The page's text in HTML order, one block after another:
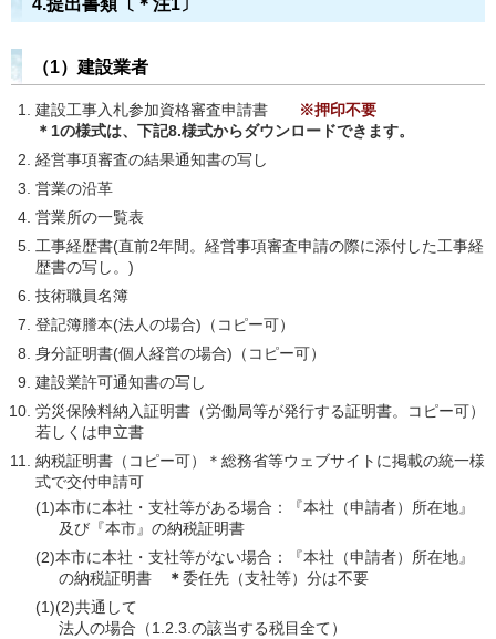
（1）建設業者
建設工事入札参加資格審査申請書
※押印不要
＊1の様式は、下記8.様式からダウンロードできます。
経営事項審査の結果通知書の写し
営業の沿革
営業所の一覧表
工事経歴書(直前2年間。経営事項審査申請の際に添付した工事経
歴書の写し。)
技術職員名簿
登記簿謄本(法人の場合)（コピー可）
身分証明書(個人経営の場合)（コピー可）
建設業許可通知書の写し
労災保険料納入証明書（労働局等が発行する証明書。コピー可）
若しくは申立書
納税証明書（コピー可）＊総務省等ウェブサイトに掲載の統一様
式で交付申請可
(1)本市に本社・支社等がある場合：『本社（申請者）所在地』
及び『本市』の納税証明書
(2)本市に本社・支社等がない場合：『本社（申請者）所在地』
の納税証明書
＊委任先（支社等）分は不要
(1)(2)共通して
法人の場合（1.2.3.の該当する税目全て）